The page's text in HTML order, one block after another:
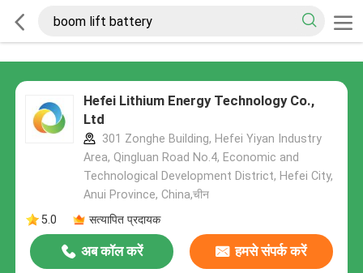
Hefei Lithium Energy Technology Co.,
Ltd
301 Zonghe Building, Hefei Yiyan Industry
Area, Qingluan Road No.4, Economic and
Technological Development District, Hefei City,
Anui Province, China,चीन
5.0
सत्यापित प्रदायक
अब कॉल करें हमसे संपर्क करें